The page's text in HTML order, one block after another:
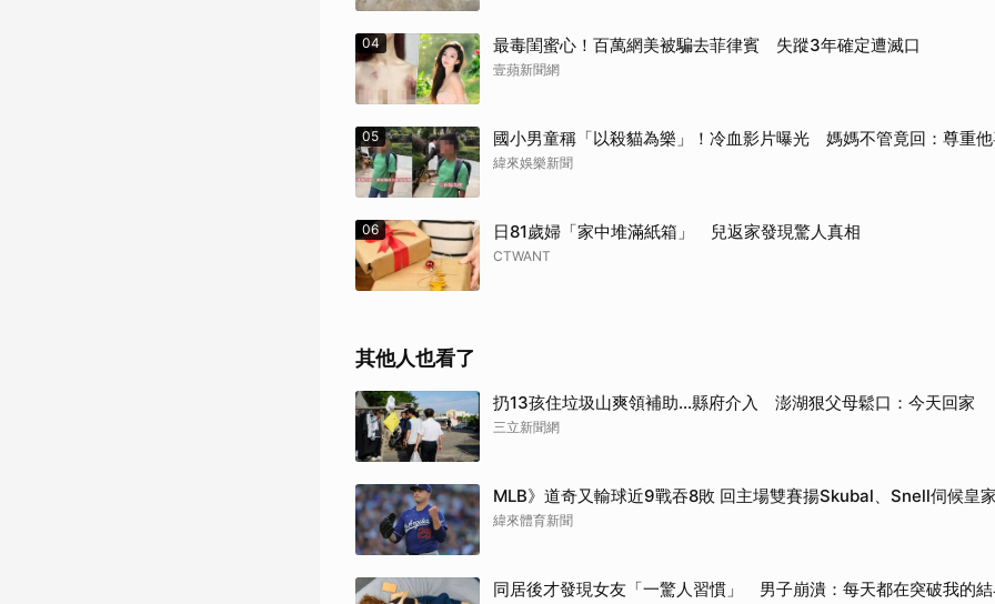
04 最毒閨蜜心！百萬網美被騙去菲律賓 失蹤3年確定遭滅口
壹蘋新聞網
05 國小男童稱「以殺貓為樂」！冷血影片曝光 媽媽不管竟回：尊重
緯來娛樂新聞
06 日81歲婦「家中堆滿紙箱」 兒返家發現驚人真相
CTWANT
其他人也看了
扔13孩住垃圾山爽領補助…縣府介入 澎湖狠父母鬆口：今天回家
三立新聞網
MLB》道奇又輸球近9戰吞8敗 回主場雙賽揚Skubal、Snell伺候皇
緯來體育新聞
同居後才發現女友「一驚人習慣」 男子崩潰：每天都在突破我的